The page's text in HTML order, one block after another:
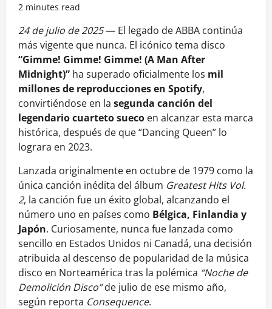
2 minutes read
24 de julio de 2025— El legado de ABBA continúa
más vigente que nunca. El icónico tema disco
“Gimme! Gimme! Gimme! (A Man After
Midnight)” ha superado oficialmente los mil
millones de reproducciones en Spotify,
convirtiéndose en la segunda canción del
legendario cuarteto sueco en alcanzar esta marca
histórica, después de que “Dancing Queen” lo
lograra en 2023.
Lanzada originalmente en octubre de 1979 como la
única canción inédita del álbum Greatest Hits Vol.
2, la canción fue un éxito global, alcanzando el
número uno en países como Bélgica, Finlandia y
Japón. Curiosamente, nunca fue lanzada como
sencillo en Estados Unidos ni Canadá, una decisión
atribuida al descenso de popularidad de la música
disco en Norteamérica tras la polémica “Noche de
Demolición Disco”de julio de ese mismo año,
según reporta Consequence.